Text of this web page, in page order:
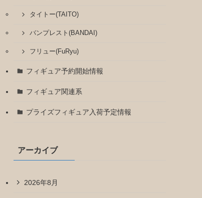
タイトー(TAITO)
バンプレスト(BANDAI)
フリュー(FuRyu)
フィギュア予約開始情報
フィギュア関連系
プライズフィギュア入荷予定情報
アーカイブ
2026年8月